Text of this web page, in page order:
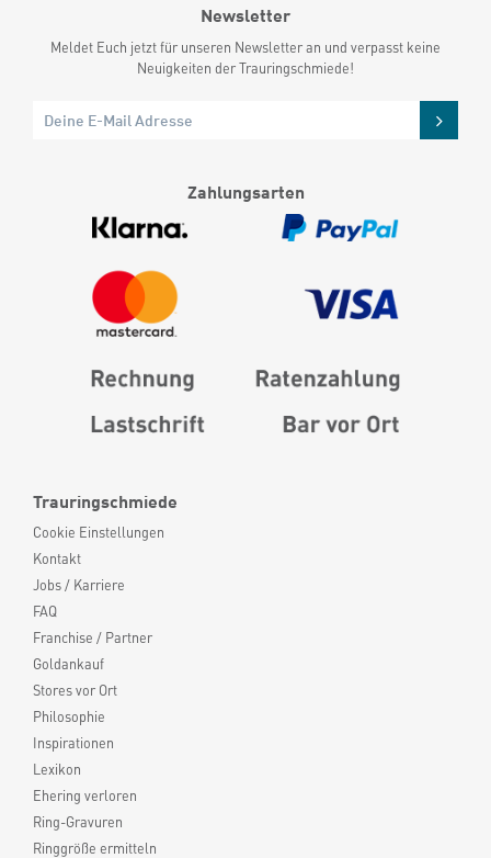
Trauringschmiede
Cookie Einstellungen
Kontakt
Jobs / Karriere
FAQ
Franchise / Partner
Goldankauf
Stores vor Ort
Philosophie
Inspirationen
Lexikon
Ehering verloren
Ring-Gravuren
Ringgröße ermitteln
Newsletter
Meldet Euch jetzt für unseren Newsletter an und verpasst keine
Neuigkeiten der Trauringschmiede!
Zahlungsarten